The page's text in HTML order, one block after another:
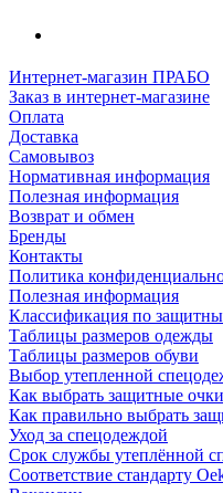
Интернет-магазин ПРАБО
Заказ в интернет-магазине
Оплата
Доставка
Самовывоз
Нормативная информация
Полезная информация
Возврат и обмен
Бренды
Контакты
Политика
Полезная информация
Классификация по
Таблицы размеров одежды
Таблицы размеров обуви
Выбор утепленной
Как выбрать защитные очки
Как правильно выбрать
Уход за спецодеждой
Срок службы утеплённой
Соответствие стандарту